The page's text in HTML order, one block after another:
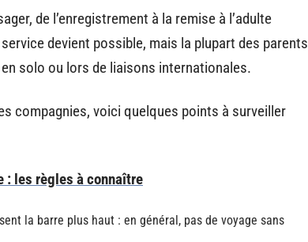
de l’enregistrement à la remise à l’adulte
devient possible, mais la plupart des parents
solo ou lors de liaisons internationales.
compagnies, voici quelques points à surveiller
: les règles à connaître
la barre plus haut : en général, pas de voyage sans